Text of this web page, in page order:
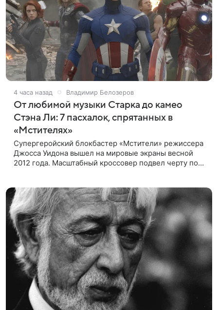
4 часа назад Владимир Белозеров
От любимой музыки Старка до камео
Стэна Ли: 7 пасхалок, спрятанных в
«Мстителях»
Супергеройский блокбастер «Мстители» режиссера
Джосса Уидона вышел на мировые экраны весной
2012 года. Масштабный кроссовер подвел черту под